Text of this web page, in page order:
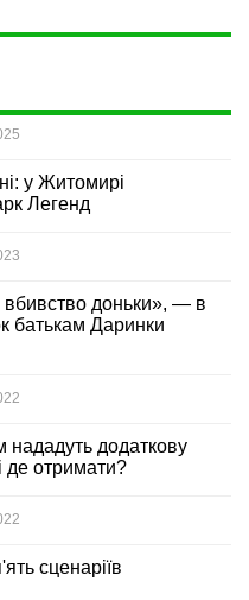
у Житомирі
Легенд
вбивство доньки», — в
батькам Даринки
нададуть додаткову
де отримати?
сценаріїв